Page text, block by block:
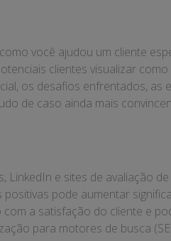
você ajudou um cliente
clientes visualizar
os desafios enfrentados,
de caso ainda mais
e sites de avaliação
pode aumentar
a satisfação do cliente e
para motores de busca